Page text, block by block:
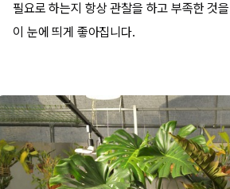
필요로 하는지 항상 관찰을 하고 부족한 것
이 눈에 띄게 좋아집니다.